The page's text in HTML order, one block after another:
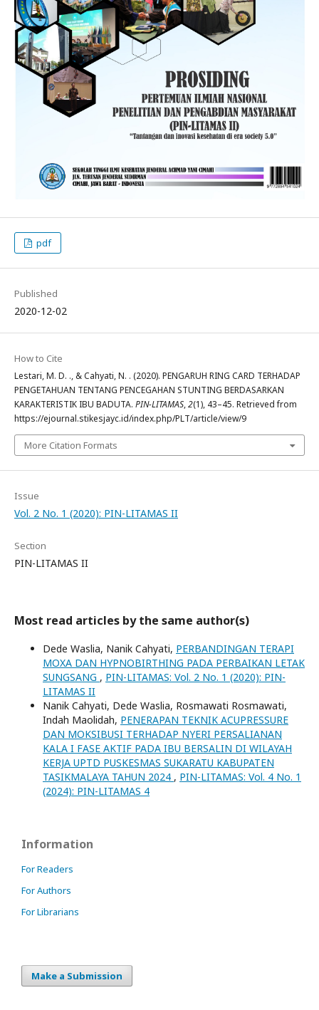
pdf
Published
2020-12-02
How to Cite
Lestari, M. D. ., & Cahyati, N. . (2020). PENGARUH RING CARD TERHADAP
PENGETAHUAN TENTANG PENCEGAHAN STUNTING BERDASARKAN
KARAKTERISTIK IBU BADUTA. PIN-LITAMAS,2(1), 43–45. Retrieved from
https://ejournal.stikesjayc.id/index.php/PLT/article/view/9
More Citation Formats
Issue
Vol. 2 No. 1 (2020): PIN-LITAMAS II
Section
PIN-LITAMAS II
Most read articles by the same author(s)
Dede Waslia, Nanik Cahyati, PERBANDINGAN TERAPI
MOXA DAN HYPNOBIRTHING PADA PERBAIKAN LETAK
SUNGSANG , PIN-LITAMAS: Vol. 2 No. 1 (2020): PIN-
LITAMAS II
Nanik Cahyati, Dede Waslia, Rosmawati Rosmawati,
Indah Maolidah, PENERAPAN TEKNIK ACUPRESSURE
DAN MOKSIBUSI TERHADAP NYERI PERSALIANAN
KALA I FASE AKTIF PADA IBU BERSALIN DI WILAYAH
KERJA UPTD PUSKESMAS SUKARATU KABUPATEN
TASIKMALAYA TAHUN 2024 , PIN-LITAMAS: Vol. 4 No. 1
(2024): PIN-LITAMAS 4
Information
For Readers
For Authors
For Librarians
Make a Submission